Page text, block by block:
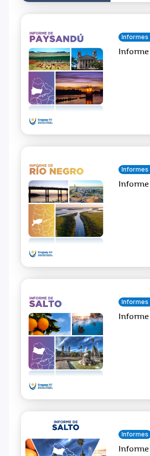
Informes
Informe
Informes
Informe
Informes
Informe
Informes
Informe